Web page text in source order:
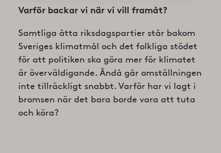
Varför backar vi när vi vill framåt?
Samtliga åtta riksdagspartier står bakom
Sveriges klimatmål och det folkliga stödet
för att politiken ska göra mer för klimatet
är överväldigande. Ändå går omställningen
inte tillräckligt snabbt. Varför har vi lagt i
bromsen när det bara borde vara att tuta
och köra?